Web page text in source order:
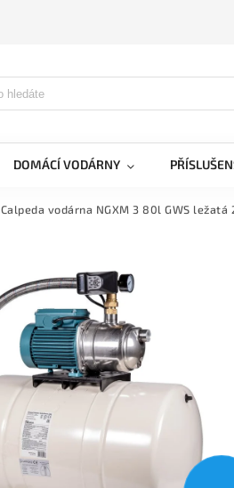
DOMÁCÍ VODÁRNY
Calpeda vodárna NGXM 3 80l GWS ležatá